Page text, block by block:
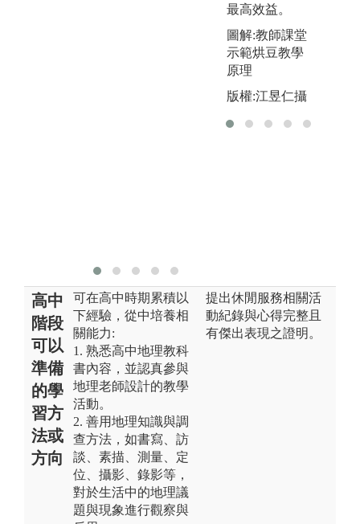
圖解:社會田野
調查與訪談
版權:由本學系
活動相關人員
拍攝
最高效益。
圖解:教師課堂
示範烘豆教學
原理
版權:江昱仁攝
高中
階段
可以
準備
的學
習方
法或
方向
可在高中時期累積以
下經驗，從中培養相
關能力:
1. 熟悉高中地理教科
書內容，並認真參與
地理老師設計的教學
活動。
2. 善用地理知識與調
查方法，如書寫、訪
談、素描、測量、定
位、攝影、錄影等，
對於生活中的地理議
題與現象進行觀察與
提出休閒服務相關活
動紀錄與心得完整且
有傑出表現之證明。